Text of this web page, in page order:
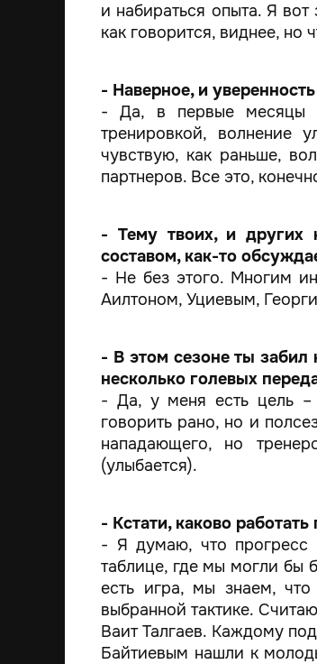
и набираться опыта. Я
как говорится, виднее, но
- Наверное, и
- Да, в первые месяцы
тренировкой, волнение
чувствую, как раньше,
партнеров. Все это,
- Тему твоих, и других
составом, как-то
- Не без этого. Многим
Аилтоном, Уциевым,
- В этом сезоне ты забил
несколько голевых
- Да, у меня есть цель –
говорить рано, но и
нападающего, но
(улыбается).
- Кстати, каково
- Я думаю, что прогресс
таблице, где мы могли бы
есть игра, мы знаем,
выбранной тактике.
Ваит Талгаев. Каждому
Байтиевым нашли к